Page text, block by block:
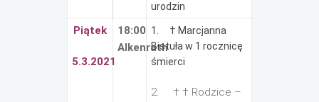
urodzin
Piątek
5.3.2021
18:00
Alkenrath
1. † Marcjanna
Bistuła w 1 rocznicę
śmierci
2. † † Rodzice –